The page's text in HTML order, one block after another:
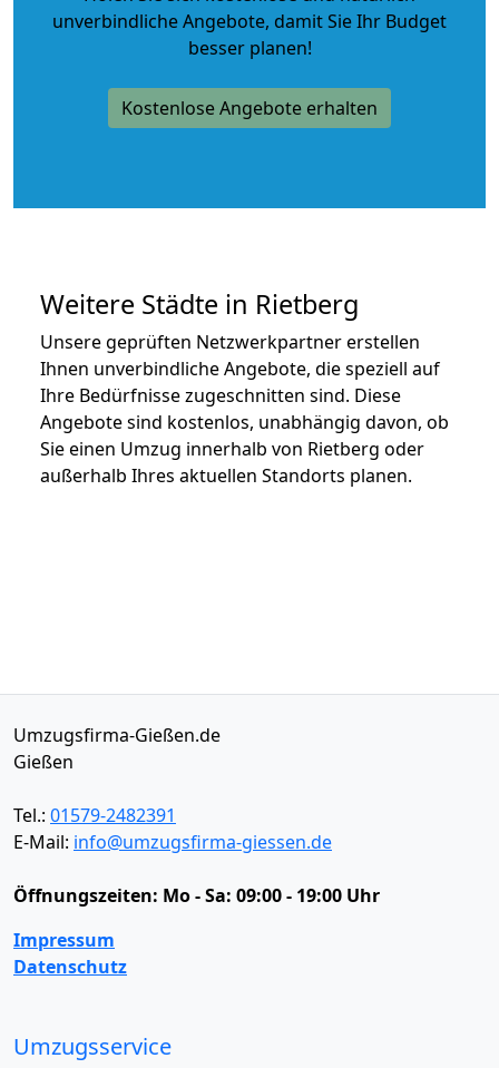
unverbindliche Angebote, damit Sie Ihr Budget
besser planen!
Kostenlose Angebote erhalten
Weitere Städte in Rietberg
Unsere geprüften Netzwerkpartner erstellen
Ihnen unverbindliche Angebote, die speziell auf
Ihre Bedürfnisse zugeschnitten sind. Diese
Angebote sind kostenlos, unabhängig davon, ob
Sie einen Umzug innerhalb von Rietberg oder
außerhalb Ihres aktuellen Standorts planen.
Umzugsfirma-Gießen.de
Gießen
Tel.: 01579-2482391
E-Mail: info@umzugsfirma-giessen.de
Öffnungszeiten: Mo - Sa: 09:00 - 19:00 Uhr
Impressum
Datenschutz
Umzugsservice